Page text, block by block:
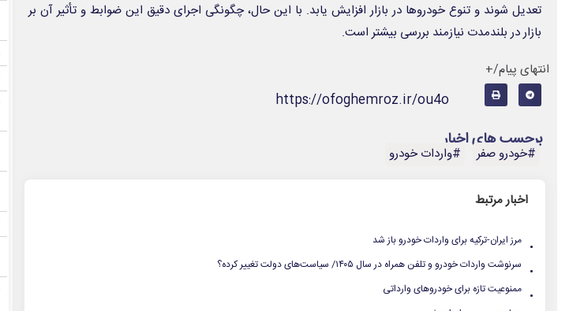
تعدیل شوند و تنوع خودروها در بازار افزایش یابد. با این حال، چگونگی اجرای دقیق این ضوابط و تأثیر آن بر
بازار در بلندمدت نیازمند بررسی بیشتر است.
انتهای پیام/+
https://ofoghemroz.ir/ou4o
برچسب های اخبار
#خودرو صفر #واردات خودرو
اخبار مرتبط
. مرز ایران-ترکیه برای واردات خودرو باز شد
. سرنوشت واردات خودرو و تلفن همراه در سال ۱۴۰۵/ سیاست‌های دولت تغییر کرده؟
. ممنوعیت تازه برای خودروهای وارداتی